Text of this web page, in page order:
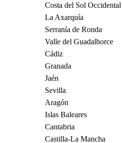
Costa del Sol Occidental
La Axarquía
Serranía de Ronda
Valle del Guadalhorce
Cádiz
Granada
Jaén
Sevilla
Aragón
Islas Baleares
Cantabria
Castilla-La Mancha